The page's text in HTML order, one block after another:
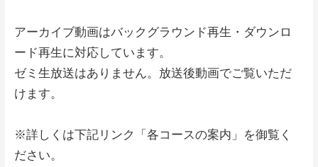
アーカイブ動画はバックグラウンド再生・ダウンロ
ード再生に対応しています。
ゼミ生放送はありません。放送後動画でご覧いただ
けます。
※詳しくは下記リンク「各コースの案内」を御覧く
ださい。